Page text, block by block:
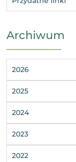
Archiwum
2026
2025
2024
2023
2022